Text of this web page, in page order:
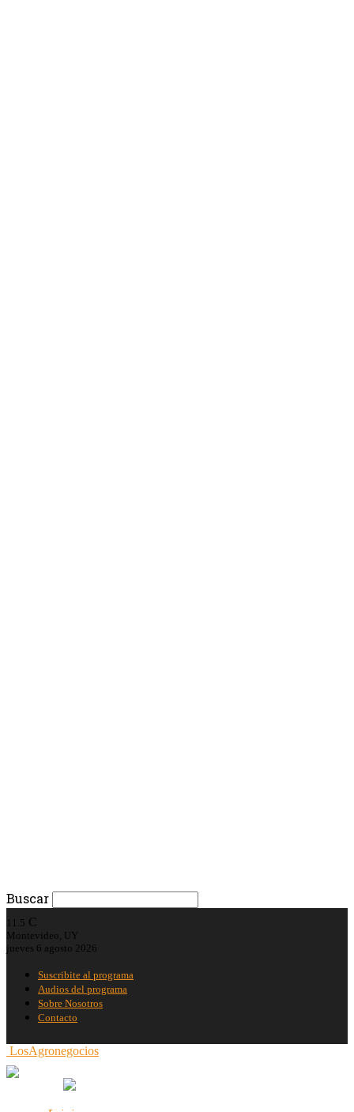
Buscar
11.5 C
Montevideo, UY
jueves 6 agosto 2026
Suscribite al programa
Audios del programa
Sobre Nosotros
Contacto
LosAgronegocios